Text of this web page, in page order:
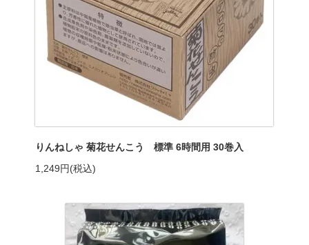
りんねしゃ 菊花せんこう 標準 6時間用 30巻入
1,249円(税込)